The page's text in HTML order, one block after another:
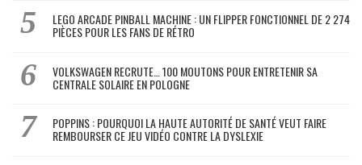
LEGO ARCADE PINBALL MACHINE : UN FLIPPER FONCTIONNEL DE 2 274
PIÈCES POUR LES FANS DE RÉTRO
VOLKSWAGEN RECRUTE… 100 MOUTONS POUR ENTRETENIR SA
CENTRALE SOLAIRE EN POLOGNE
POPPINS : POURQUOI LA HAUTE AUTORITÉ DE SANTÉ VEUT FAIRE
REMBOURSER CE JEU VIDÉO CONTRE LA DYSLEXIE